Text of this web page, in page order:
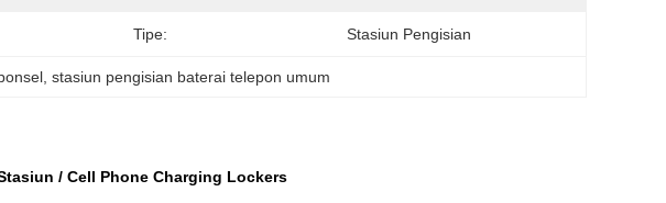
Tipe: Stasiun Pengisian
, stasiun pengisian baterai telepon umum
/ Cell Phone Charging Lockers